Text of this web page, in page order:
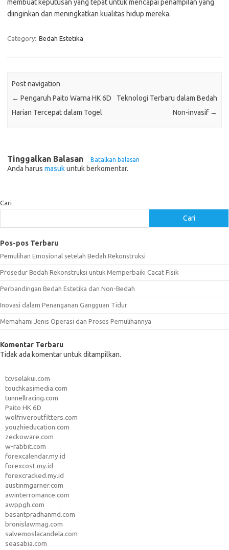
membuat keputusan yang tepat untuk mencapai penampilan yang
diinginkan dan meningkatkan kualitas hidup mereka.
Category: Bedah Estetika
Post navigation
← Pengaruh Paito Warna HK 6D
Harian Tercepat dalam Togel
Teknologi Terbaru dalam Bedah
Non-invasif →
Tinggalkan Balasan Batalkan balasan
Anda harus masukuntuk berkomentar.
Cari
Cari
Pos-pos Terbaru
Pemulihan Emosional setelah Bedah Rekonstruksi
Prosedur Bedah Rekonstruksi untuk Memperbaiki Cacat Fisik
Perbandingan Bedah Estetika dan Non-Bedah
Inovasi dalam Penanganan Gangguan Tidur
Memahami Jenis Operasi dan Proses Pemulihannya
Komentar Terbaru
Tidak ada komentar untuk ditampilkan.
tcvselakui.com
touchkasimedia.com
tunnellracing.com
Paito HK 6D
wolfriveroutfitters.com
youzhieducation.com
zeckoware.com
w-rabbit.com
forexcalendar.my.id
forexcost.my.id
forexcracked.my.id
austinmgarner.com
awinterromance.com
awppgh.com
basantpradhanmd.com
bronislawmag.com
salvemoslacandela.com
seasabia.com